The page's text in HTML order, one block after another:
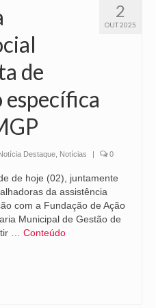
2
OUT 2025
de
Destaque Notícias | 0
de hoje (02), juntamente
da assistência
com a Fundação de Ação
Municipal de Gestão de
… Conteúdo